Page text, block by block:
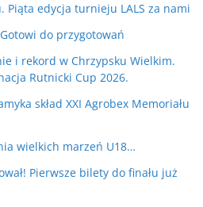
Piąta edycja turnieju LALS za nami
do przygotowań
i rekord w Chrzypsku Wielkim.
Rutnicki Cup 2026.
skład XXI Agrobex Memoriału
wielkich marzeń U18…
Pierwsze bilety do finału już